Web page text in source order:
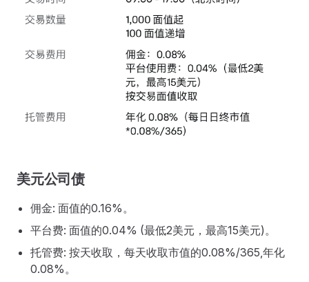
美元公司债
佣金: 面值的0.16%。
平台费: 面值的0.04% (最低2美元，最高15美元)。
托管费: 按天收取，每天收取市值的0.08%/365,年化
0.08%。